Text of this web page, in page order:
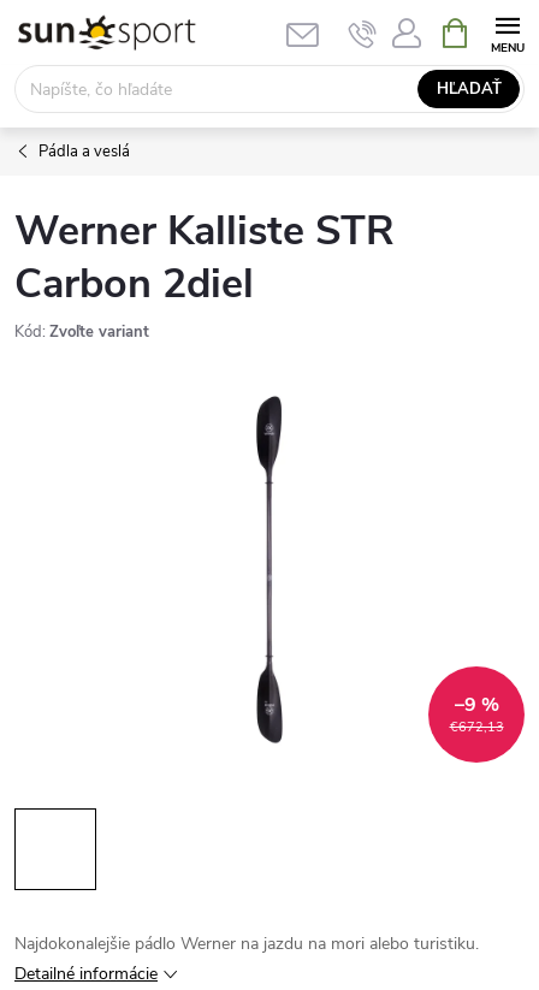
obsah
HĽADAŤ
KOŠÍK
Pádla a veslá
Werner Kalliste STR
Carbon 2diel
Kód: Zvoľte variant
€672,13
–9 %
Najdokonalejšie pádlo Werner na jazdu na mori alebo turistiku.
Detailné informácie